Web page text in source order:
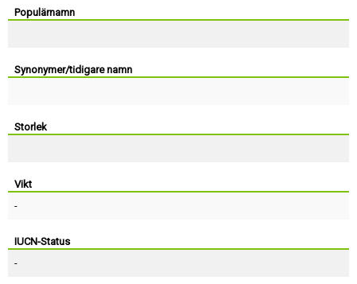
Populärnamn
Synonymer/tidigare namn
Storlek
Vikt
-
IUCN-Status
-